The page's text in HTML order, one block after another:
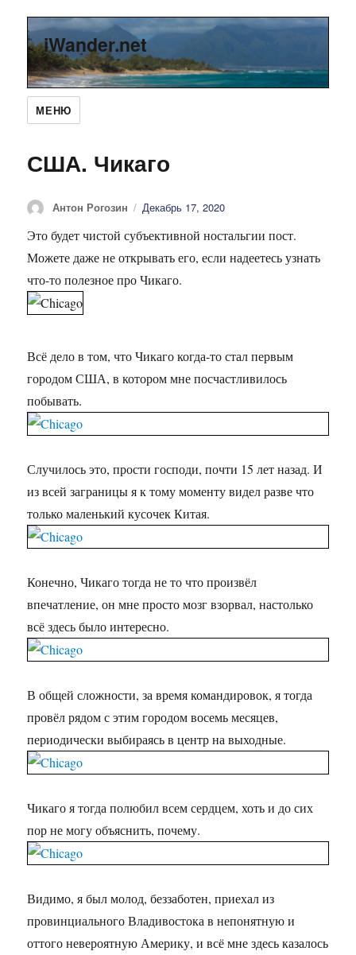
iWander.net
МЕНЮ
США. Чикаго
Автор
Антон Рогозин Опубликовано
Декабрь 17, 2020
Это будет чистой субъективной ностальгии пост.
Можете даже не открывать его, если надеетесь узнать
что-то полезное про Чикаго.
Всё дело в том, что Чикаго когда-то стал первым
городом США, в котором мне посчастливилось
побывать.
Случилось это, прости господи, почти 15 лет назад. И
из всей заграницы я к тому моменту видел разве что
только маленький кусочек Китая.
Конечно, Чикаго тогда не то что произвёл
впечатление, он мне просто мозг взорвал, настолько
всё здесь было интересно.
В общей сложности, за время командировок, я тогда
провёл рядом с этим городом восемь месяцев,
периодически выбираясь в центр на выходные.
Чикаго я тогда полюбил всем сердцем, хоть и до сих
пор не могу объяснить, почему.
Видимо, я был молод, беззаботен, приехал из
провинциального Владивостока в непонятную и
оттого невероятную Америку, и всё мне здесь казалось